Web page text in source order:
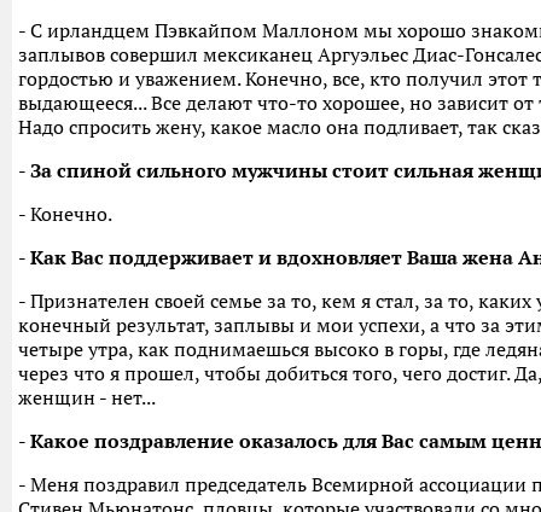
- С ирландцем Пэвкайпом Маллоном мы хорошо
заплывов совершил мексиканец Аргуэльес Диас-
гордостью и уважением. Конечно, все, кто получил этот
выдающееся... Все делают что-то хорошее, но зависит
Надо спросить жену, какое масло она подливает, так
- За спиной сильного мужчины стоит сильная
- Конечно.
- Как Вас поддерживает и вдохновляет Ваша жена
- Признателен своей семье за то, кем я стал, за то,
конечный результат, заплывы и мои успехи, а что за
четыре утра, как поднимаешься высоко в горы, где
через что я прошел, чтобы добиться того, чего достиг.
женщин - нет...
- Какое поздравление оказалось для Вас самым
- Меня поздравил председатель Всемирной ассоциации